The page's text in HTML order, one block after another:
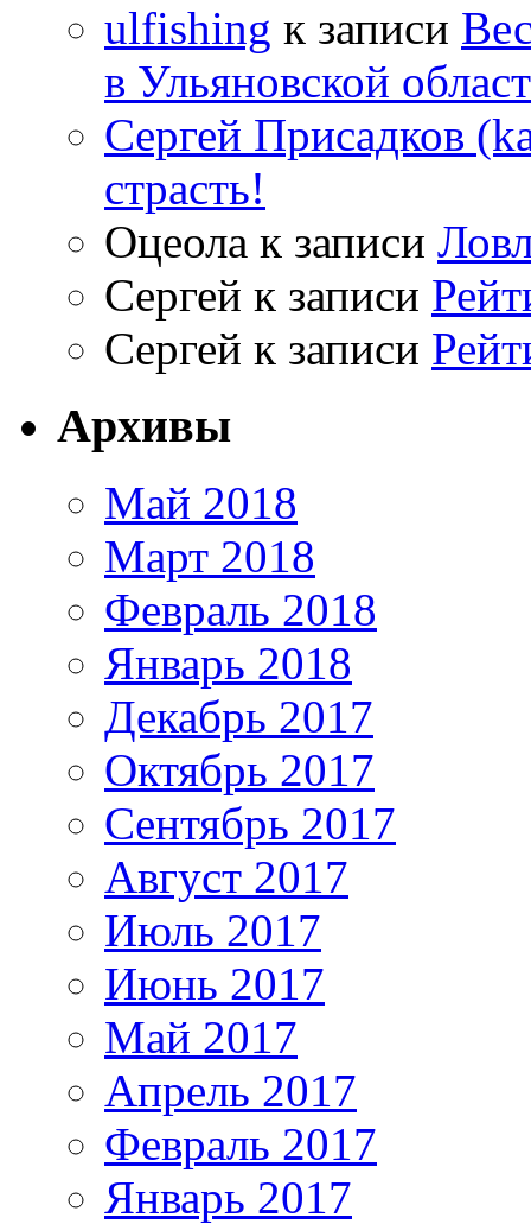
ulfishing к записи
в Ульяновской
Сергей Присадков
страсть!
Оцеола к записи
Сергей к записи
Сергей к записи
Архивы
Май 2018
Март 2018
Февраль 2018
Январь 2018
Декабрь 2017
Октябрь 2017
Сентябрь 2017
Август 2017
Июль 2017
Июнь 2017
Май 2017
Апрель 2017
Февраль 2017
Январь 2017